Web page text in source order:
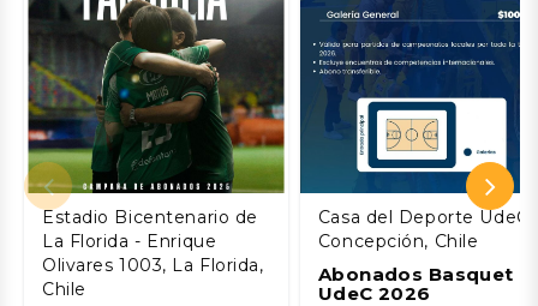
Estadio Bicentenario de
La Florida - Enrique
Olivares 1003, La Florida,
Chile
Casa del Deporte UdeC,
Concepción, Chile
Abonados Basquet
UdeC 2026